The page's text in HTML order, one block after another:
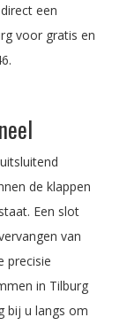
een
voor gratis en
.
de klappen
Een slot
van
precisie
in Tilburg
bij u langs om